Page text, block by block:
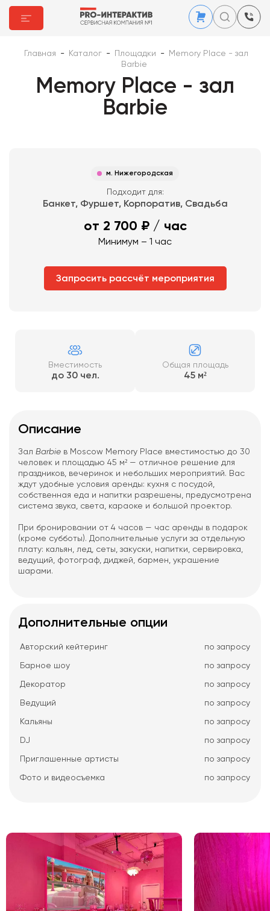
Главная - Каталог - Площадки -
Memory Place - зал
Barbie
Memory Place - зал
Barbie
м. Нижегородская
Подходит для:
Банкет, Фуршет, Корпоратив, Свадьба
от 2 700 ₽/ час
Минимум – 1 час
Запросить рассчёт мероприятия
Вместимость
до 30 чел.
Общая площадь
45 м²
Описание
Зал Barbie в Moscow Memory Place вместимостью до 30
человек и площадью 45 м² — отличное решение для
праздников, вечеринок и небольших мероприятий. Вас
ждут удобные условия аренды: кухня с посудой,
собственная еда и напитки разрешены, предусмотрена
система звука, света, караоке и большой проектор.
При бронировании от 4 часов — час аренды в подарок
(кроме субботы). Дополнительные услуги за отдельную
плату: кальян, лед, сеты, закуски, напитки, сервировка,
ведущий, фотограф, диджей, бармен, украшение
шарами.
Дополнительные опции
Авторский кейтеринг по запросу
Барное шоу по запросу
Декоратор по запросу
Ведущий по запросу
Кальяны по запросу
DJ по запросу
Приглашенные артисты по запросу
Фото и видеосъемка по запросу